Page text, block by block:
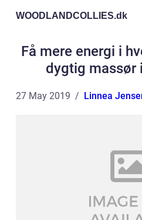
WOODLANDCOLLIES.dk
Få mere energi i
dygtig massør
27 May 2019 Linnea